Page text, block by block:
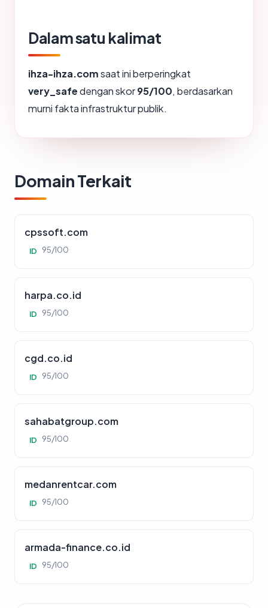
Dalam satu kalimat
ihza-ihza.comsaat ini berperingkat
very_safedengan skor95/100, berdasarkan
murni fakta infrastruktur publik.
Domain Terkait
cpssoft.com
ID 95/100
harpa.co.id
ID 95/100
cgd.co.id
ID 95/100
sahabatgroup.com
ID 95/100
medanrentcar.com
ID 95/100
armada-finance.co.id
ID 95/100